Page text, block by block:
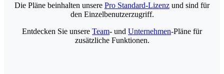
Die Pläne beinhalten unsere Pro Standard-Lizenz und sind für
den Einzelbenutzerzugriff.
Entdecken Sie unsere Team- und Unternehmen-Pläne für
zusätzliche Funktionen.